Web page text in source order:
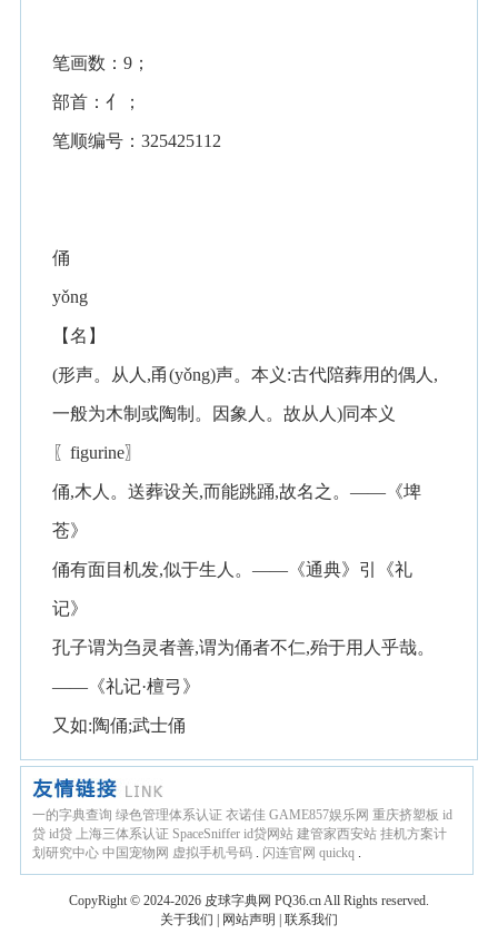
笔画数：9；
部首：亻；
笔顺编号：325425112
俑
yǒng
【名】
(形声。从人,甬(yǒng)声。本义:古代陪葬用的偶人,
一般为木制或陶制。因象人。故从人)同本义
〖figurine〗
俑,木人。送葬设关,而能跳踊,故名之。——《埤
苍》
俑有面目机发,似于生人。——《通典》引《礼
记》
孔子谓为刍灵者善,谓为俑者不仁,殆于用人乎哉。
——《礼记·檀弓》
又如:陶俑;武士俑
一的字典查询 绿色管理体系认证 衣诺佳 GAME857娱乐网 重庆挤塑板 id
贷 id贷 上海三体系认证 SpaceSniffer id贷网站 建管家西安站 挂机方案计
划研究中心 中国宠物网 虚拟手机号码 . 闪连官网 quickq .
CopyRight © 2024-2026 皮球字典网 PQ36.cnAll Rights reserved.
关于我们
网站声明 联系我们